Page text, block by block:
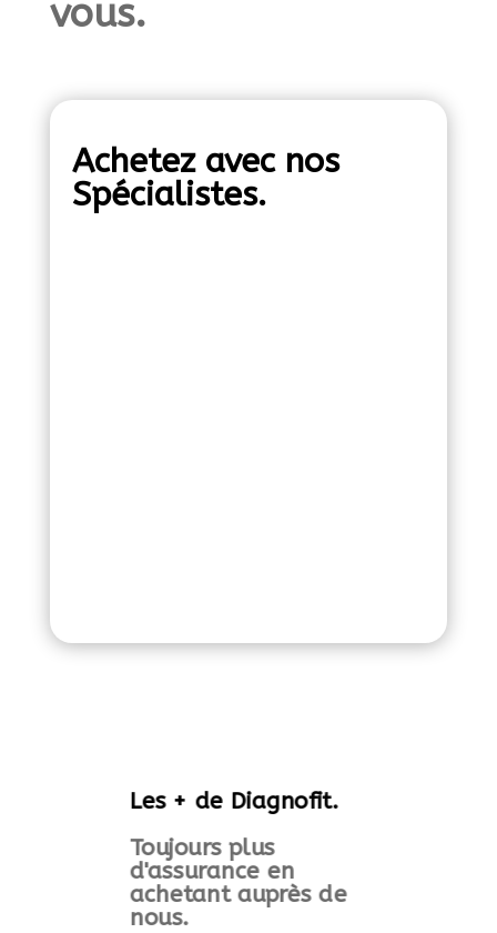
vous.
Achetez avec nos
Spécialistes.
Les + de Diagnofit.
Toujours plus
d'assurance en
achetant auprès de
nous.